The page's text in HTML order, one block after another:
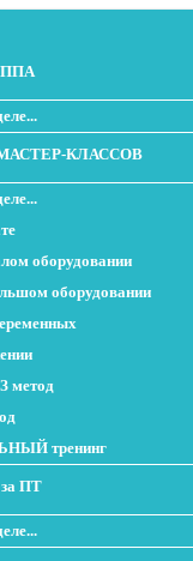
КЛАССОВ
оборудовании
оборудовании
метод
тренинг
ПТ